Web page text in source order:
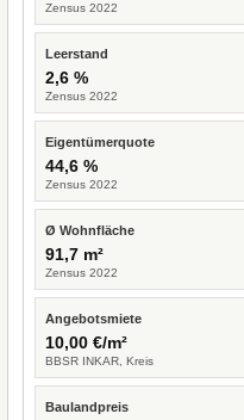
Zensus 2022
Leerstand
2,6 %
Zensus 2022
Eigentümerquote
44,6 %
Zensus 2022
Ø Wohnfläche
91,7 m²
Zensus 2022
Angebotsmiete
10,00 €/m²
BBSR INKAR, Kreis
Baulandpreis